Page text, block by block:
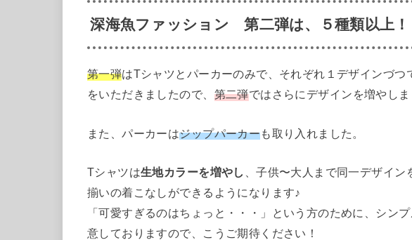
深海魚ファッション 第二弾は、５種類以上！
第一弾はTシャツとパーカーのみで、それぞれ１デザインづ
をいただきましたので、 第二弾ではさらにデザインを増やしま
また、パーカーはジップパーカーも取り入れました。
Tシャツは生地カラーを増やし
、子供〜大人まで同一デザイ
揃いの着こなしができるようになります♪
「可愛すぎるのはちょっと・・・」という方のために、シン
意しておりますので、こうご期待ください！